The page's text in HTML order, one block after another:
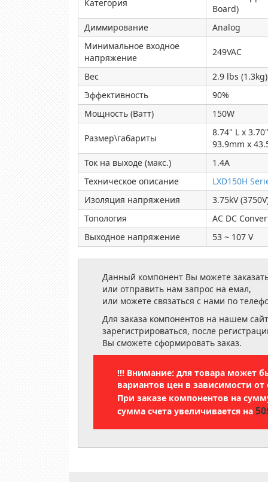
Категория
Board)
Диммирование
Analog
Минимальное входное
напряжение
249VAC
Вес
2.9 lbs (1.3kg)
Эффективность
90%
Мощность (Ватт)
150W
Размер\габариты
8.74" L x
93.9mm x
Ток на выходе (макс.)
1.4A
Техническое описание
LXD150H
Изоляция напряжения
3.75kV
Топология
AC DC
Выходное напряжение
53 ~ 107 V
Данный компонент Вы можете
или отправить нам запрос на емал,
или можете связаться с нами по
Для заказа компонентов на нашем
зарегистрироваться, после
Вы сможете сформировать заказ.
!!! Внимание: для товара может
вариантов цен в зависимости от
При заказе компонентов на
сумма счета увеличивается на